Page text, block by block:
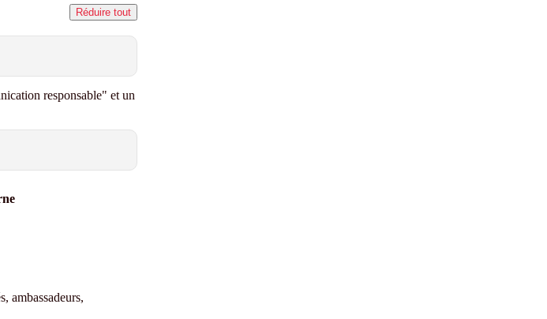
Réduire tout
responsable" et un
ambassadeurs,